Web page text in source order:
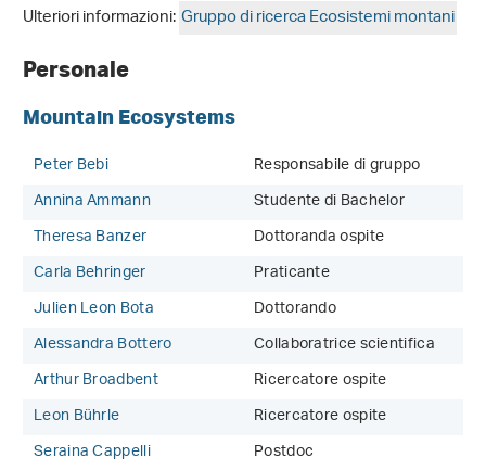
Ulteriori informazioni:Gruppo di ricerca Ecosistemi montani
Personale
Mountain Ecosystems
Peter Bebi
Responsabile di gruppo
Annina Ammann
Studente di Bachelor
Theresa Banzer
Dottoranda ospite
Carla Behringer
Praticante
Julien Leon Bota
Dottorando
Alessandra Bottero
Collaboratrice scientifica
Arthur Broadbent
Ricercatore ospite
Leon Bührle
Ricercatore ospite
Seraina Cappelli
Postdoc